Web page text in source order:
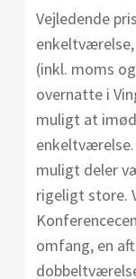
Vejledende
(inkl. moms
overnatte i
muligt at
muligt deler
rigeligt store.
omfang, en